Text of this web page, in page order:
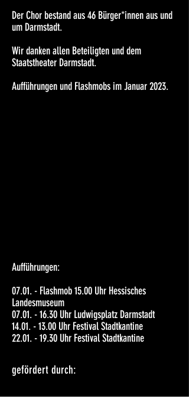
Der Chor bestand aus 46 Bürger*innenaus und
um Darmstadt.
Wir danken allen Beteiligten und dem
Staatstheater Darmstadt.
Aufführungen und Flashmobs imJanuar2023.
Aufführungen:
07.01. - Flashmob 15.00 Uhr Hessisches
Landesmuseum
07.01. - 16.30 Uhr Ludwigsplatz Darmstadt
14.01. - 13.00 Uhr Festival Stadtkantine
22.01. - 19.30 Uhr Festival Stadtkantine
gefördert durch: